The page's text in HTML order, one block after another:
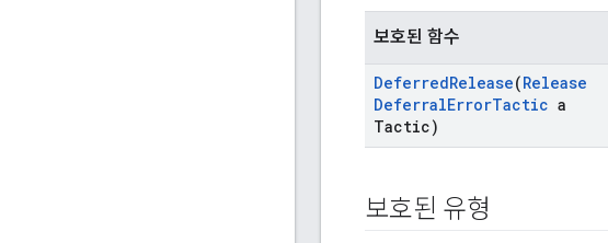
보호된 함수
DeferredRelease(Release
DeferralErrorTactic a
Tactic)
보호된 유형